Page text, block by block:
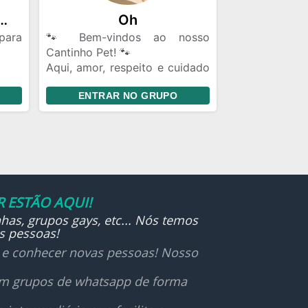
para Pet Oh
🐾 Bem-vindos ao nosso
Cantinho Pet! 🐾
Aqui, amor, respeito e cuidado
primeiro lugar. Este grupo é
um espaço seguro e acolhedor
fofas, dúvidas, adoções
responsáveis, orientações
veterinárias e muito carinho.
🛑 Respeito é essencial:
mensagens ofensivas, maus-
tratos ou comércio
ENTRAR NO GRUPO
ESTÃO AQUI!
grupos gays, etc... Nós temos
pessoas!
conhecer novas pessoas! Nosso
grupos de whatsapp de forma